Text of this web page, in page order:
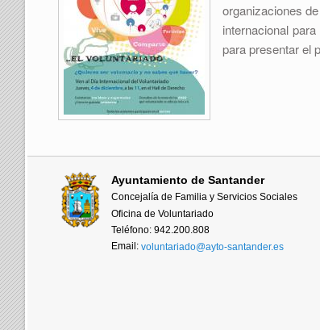
organizaciones
internacional
para presentar el
Ayuntamiento de Santander
Concejalía de Familia y Servicios Sociales
Oficina de Voluntariado
Teléfono: 942.200.808
Email:voluntariado@ayto-santander.es